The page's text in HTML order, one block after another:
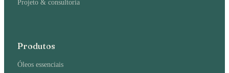
Projeto & consultoria
Produtos
Óleos essenciais